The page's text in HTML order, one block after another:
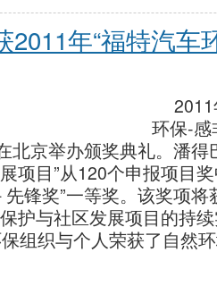
年“福特汽车
2011
环保-感
北京举办颁奖典礼。潘得
项目”从120个申报项目
锋奖”一等奖。该奖项
护与社区发展项目的持
组织与个人荣获了自然